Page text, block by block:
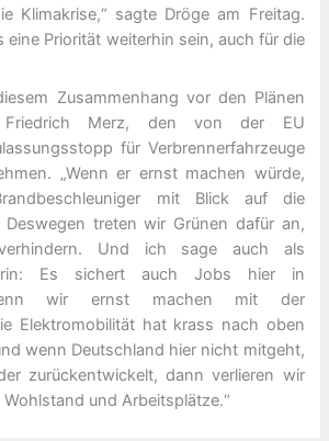
Klimakrise,“ sagte Dröge am Freitag.
eine Priorität weiterhin sein, auch für die
Zusammenhang vor den Plänen
Friedrich Merz, den von der EU
für Verbrennerfahrzeuge
„Wenn er ernst machen würde,
mit Blick auf die
Deswegen treten wir Grünen dafür an,
Und ich sage auch als
Es sichert auch Jobs hier in
wir ernst machen mit der
Elektromobilität hat krass nach oben
wenn Deutschland hier nicht mitgeht,
zurückentwickelt, dann verlieren wir
und Arbeitsplätze.“